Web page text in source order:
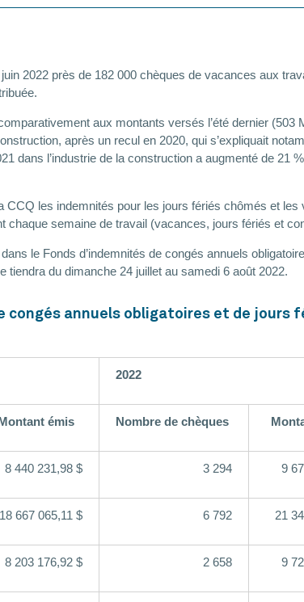
2022 près de 182 000 chèques de vacances aux
aux montants versés l’été dernier (503
après un recul en 2020, qui s’expliquait
dans l’industrie de la construction a augmenté de 21
les indemnités pour les jours fériés chômés et
semaine de travail (vacances, jours fériés et
le Fonds d’indemnités de congés annuels
tiendra du dimanche 24 juillet au samedi 6 août 2022.
congés annuels obligatoires et de jours
2022
Montant émis Nombre de chèques
8 440 231,98 $ 3 294 9
18 667 065,11 $ 6 792 21
8 203 176,92 $ 2 658 9